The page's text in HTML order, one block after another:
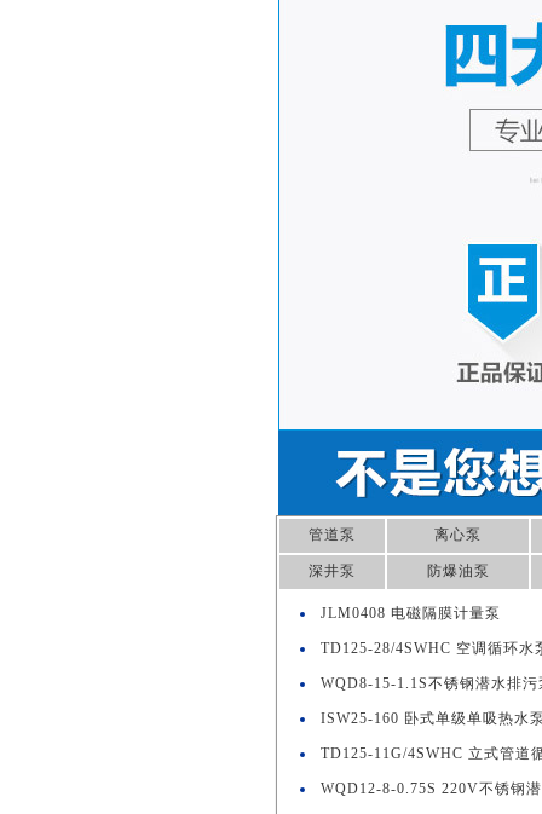
管道泵 离心泵
深井泵 防爆油泵
JLM0408 电磁隔膜计量泵
TD125-28/4SWHC 空调循环水
WQD8-15-1.1S不锈钢潜水排污
ISW25-160 卧式单级单吸热水
TD125-11G/4SWHC 立式管道
WQD12-8-0.75S 220V不锈钢